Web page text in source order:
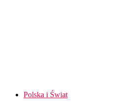
Polska i Świat